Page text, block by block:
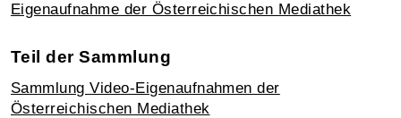
Eigenaufnahme der Österreichischen Mediathek
Teil der Sammlung
Sammlung Video-Eigenaufnahmen der
Österreichischen Mediathek